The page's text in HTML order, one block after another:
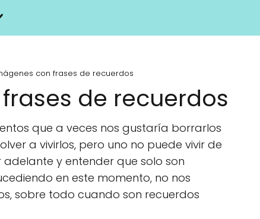
con frases de recuerdos
de recuerdos
que a veces nos gustaría borrarlos
a vivirlos, pero uno no puede vivir de
adelante y entender que solo son
en este momento, no nos
sobre todo cuando son recuerdos